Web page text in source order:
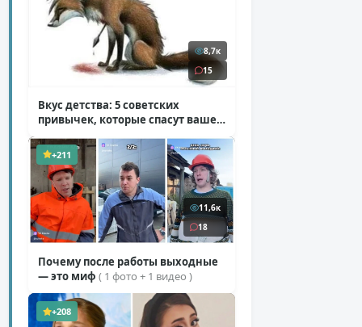
8,7к
15
Вкус детства: 5 советских
привычек, которые спасут ваше
+211
11,6к
18
Почему после работы выходные
— это миф ( 1 фото + 1 видео )
+208